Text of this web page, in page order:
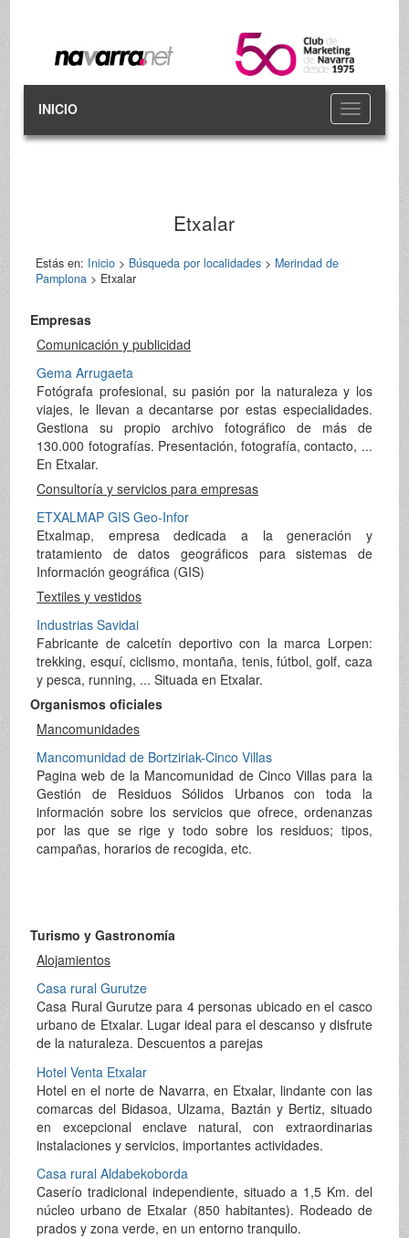
Toggle
navigation
INICIO
Etxalar
Estás en: Inicio> Búsqueda por localidades> Merindad de
Pamplona> Etxalar
Empresas
Comunicación y publicidad
Gema Arrugaeta
Fotógrafa profesional, su pasión por la naturaleza y los
viajes, le llevan a decantarse por estas especialidades.
Gestiona su propio archivo fotográfico de más de
130.000 fotografías. Presentación, fotografía, contacto, ...
En Etxalar.
Consultoría y servicios para empresas
ETXALMAP GIS Geo-Infor
Etxalmap, empresa dedicada a la generación y
tratamiento de datos geográficos para sistemas de
Información geográfica (GIS)
Textiles y vestidos
Industrias Savidai
Fabricante de calcetín deportivo con la marca Lorpen:
trekking, esquí, ciclismo, montaña, tenis, fútbol, golf, caza
y pesca, running, ... Situada en Etxalar.
Organismos oficiales
Mancomunidades
Mancomunidad de Bortziriak-Cinco Villas
Pagina web de la Mancomunidad de Cinco Villas para la
Gestión de Residuos Sólidos Urbanos con toda la
información sobre los servicios que ofrece, ordenanzas
por las que se rige y todo sobre los residuos; tipos,
campañas, horarios de recogida, etc.
Turismo y Gastronomía
Alojamientos
Casa rural Gurutze
Casa Rural Gurutze para 4 personas ubicado en el casco
urbano de Etxalar. Lugar ideal para el descanso y disfrute
de la naturaleza. Descuentos a parejas
Hotel Venta Etxalar
Hotel en el norte de Navarra, en Etxalar, lindante con las
comarcas del Bidasoa, Ulzama, Baztán y Bertiz, situado
en excepcional enclave natural, con extraordinarias
instalaciones y servicios, importantes actividades.
Casa rural Aldabekoborda
Caserío tradicional independiente, situado a 1,5 Km. del
núcleo urbano de Etxalar (850 habitantes). Rodeado de
prados y zona verde, en un entorno tranquilo.